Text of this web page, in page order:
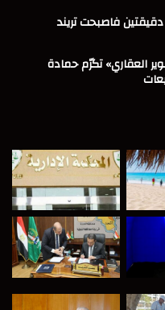
فاصبحت تريند
العقاري» تكرّم حمادة